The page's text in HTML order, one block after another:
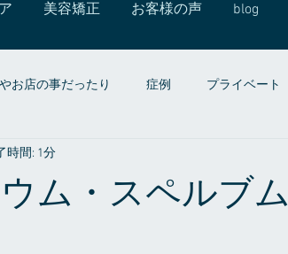
美容矯正 お客様の声 blog
お店の事だったり 症例 プライベート
ート
ム・スペルブム
時間: 1分